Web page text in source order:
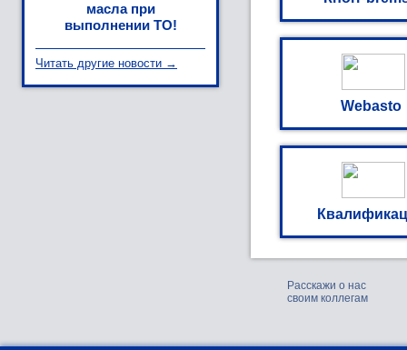
масла при
выполнении ТО!
Читать другие новости →
Webasto
Расскажи о нас
своим коллегам